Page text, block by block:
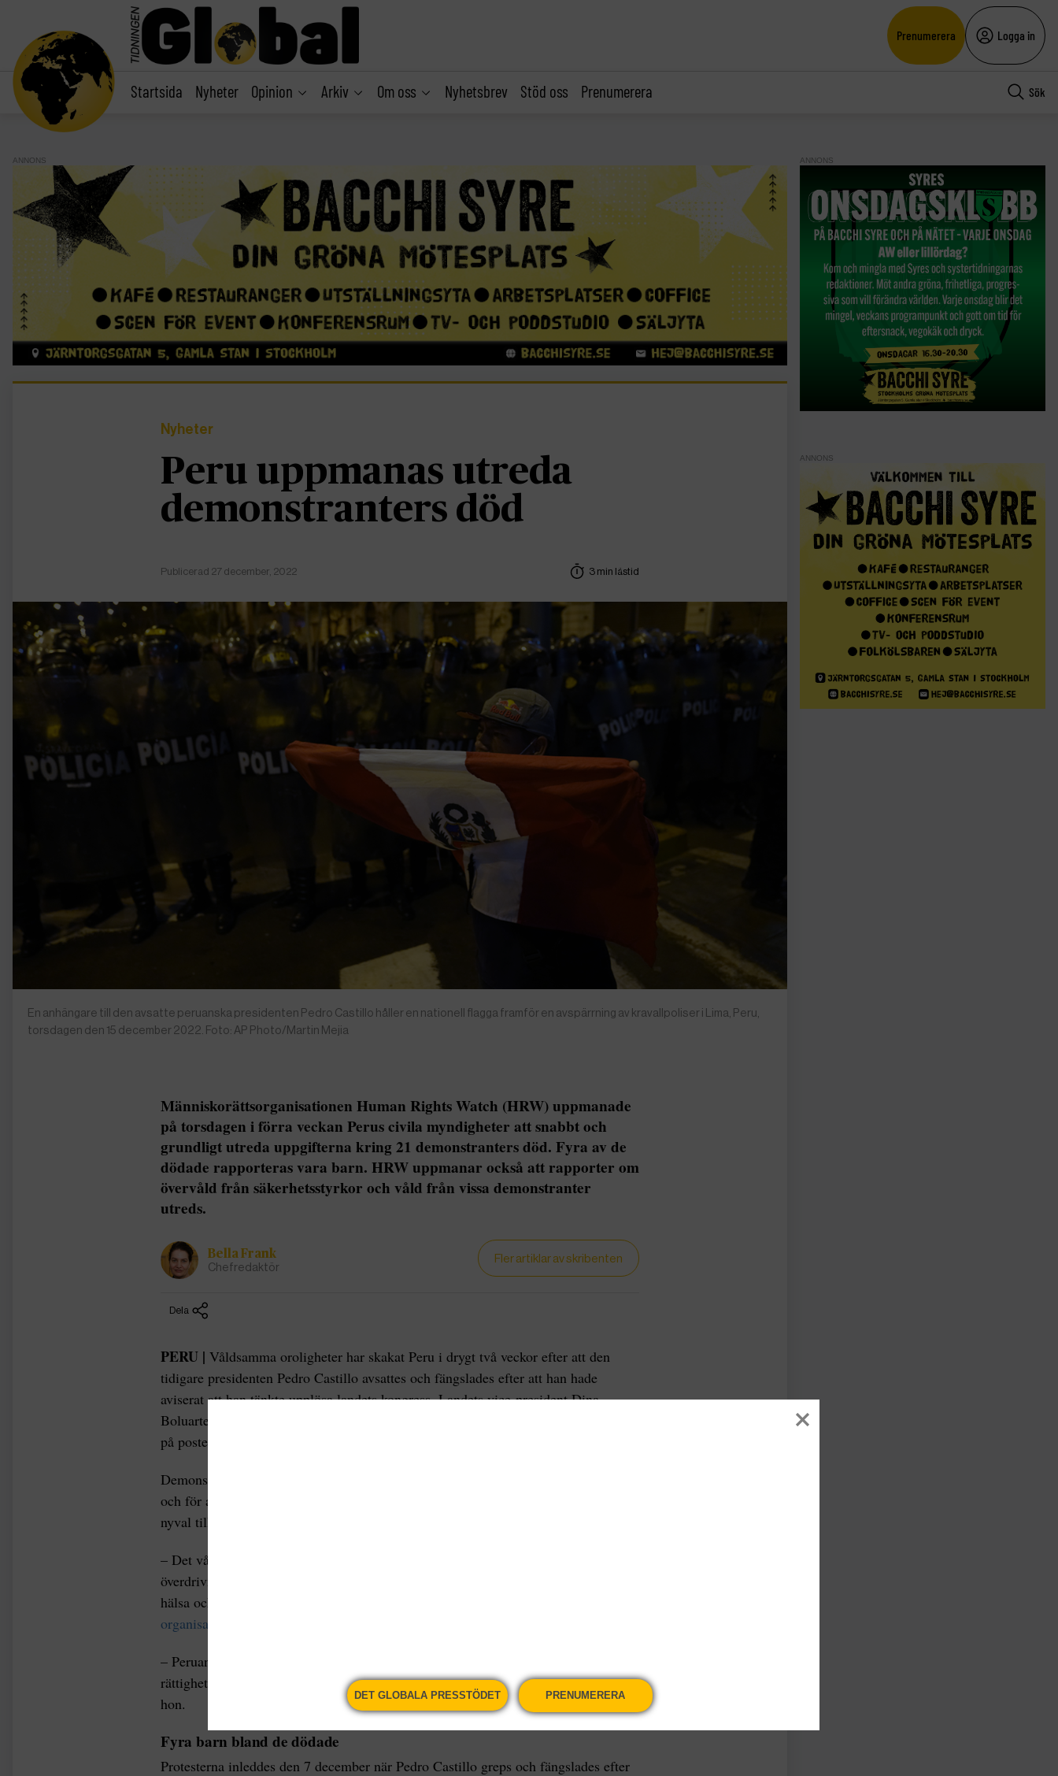
Prenumerera Logga in
Startsida Nyheter Opinion Arkiv Om oss Nyhetsbrev Stöd oss Prenumerera Sök
ANNONS
Nyheter
Peru uppmanas utreda
demonstranters död
Publicerad 27 december, 2022 3 min lästid
En anhängare till den avsatte peruanska presidenten Pedro Castillo håller en nationell flagga framför en avspärrning av kravallpoliser i Lima, Peru,
torsdagen den 15 december 2022. Foto: AP Photo/Martin Mejia
Människorättsorganisationen Human Rights Watch (HRW) uppmanade
på torsdagen i förra veckan Perus civila myndigheter att snabbt och
grundligt utreda uppgifterna kring 21 demonstranters död. Fyra av de
dödade rapporteras vara barn. HRW uppmanar också att rapporter om
övervåld från säkerhetsstyrkor och våld från vissa demonstranter
utreds.
Bella Frank
Chefredaktör
Fler artiklar av skribenten
Dela
PERU | Våldsamma oroligheter har skakat Peru i drygt två veckor efter att den
tidigare presidenten Pedro Castillo avsattes och fängslades efter att han hade
aviserat att han tänkte upplösa landets kongress. Landets vice-president Dina
Boluarte tog över rollen som president och meddelade först att hon tänkte sitta kvar
på posten fram till val 2026.
Demonstranter tog snabbt till gatorna, både för att visa sitt stöd för Pedro Castillo,
och för att kräva nyval inom kort. På tisdagen röstade kongressen om att förlägga
nyval till i april 2024.
– Det våld som utövades under protesterna måste utredas men rättfärdigar inte den
överdrivna användningen av våld av säkerhetsstyrkor som kan sätta människors
hälsa och liv vi fara, s
organisationens hemsida
– Peruanska myndigheter måste prioritera dialog och respekt för mänskliga
rättigheter när de söker en lösning på landets pågående politiska kris, fortsätter
hon.
Fyra barn bland de dödade
Protesterna inleddes den 7 december när Pedro Castillo greps och fängslades efter
ANNONS
ANNONS
DET GLOBALA PRESSTÖDET PRENUMERERA